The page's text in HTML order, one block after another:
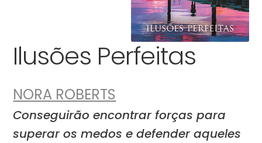
Ilusões Perfeitas
NORA ROBERTS
Conseguirão encontrar forças para
superar os medos e defender aqueles